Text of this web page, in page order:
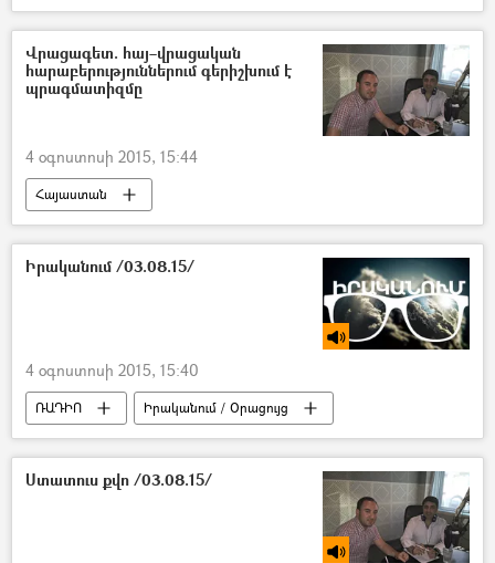
Վրացագետ. հայ–վրացական
հարաբերություններում գերիշխում է
պրագմատիզմը
4 օգոստոսի 2015, 15:44
Հայաստան
Իրականում /03.08.15/
4 օգոստոսի 2015, 15:40
ՌԱԴԻՈ Իրականում / Օրացույց
Ստատուս քվո /03.08.15/